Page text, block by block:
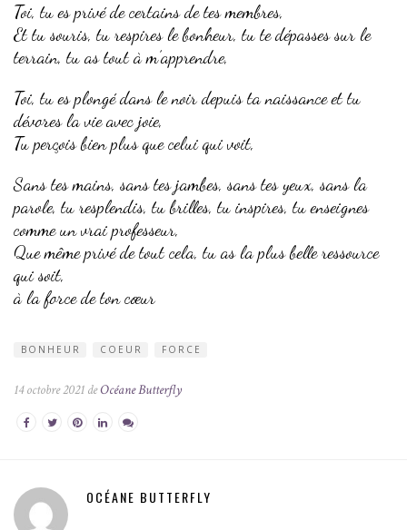
Toi, tu es privé de certains de tes membres,
Et tu souris, tu respires le bonheur, tu te dépasses sur le
terrain, tu as tout à m’apprendre,
Toi, tu es plongé dans le noir depuis ta naissance et tu
dévores la vie avec joie,
Tu perçois bien plus que celui qui voit,
Sans tes mains, sans tes jambes, sans tes yeux, sans la
parole, tu resplendis, tu brilles, tu inspires, tu enseignes
comme un vrai professeur,
Que même privé de tout cela, tu as la plus belle ressource
qui soit,
à la force de ton cœur
BONHEUR COEUR FORCE
14 octobre 2021 deOcéane Butterfly
OCÉANE BUTTERFLY